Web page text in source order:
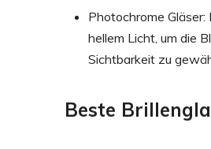
Photochrome
hellem Licht, um die
Sichtbarkeit zu
Beste